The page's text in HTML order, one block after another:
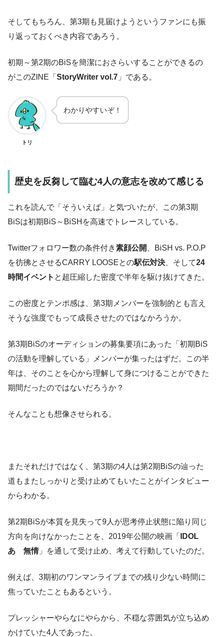
そしてもちろん、第3期も見届けようというファンにも振
り返っておくべき内容であろう。
初期～第2期のBiSを簡潔におさらいすることができるの
がこのZINE「 StoryWriter vol.7 」である。
トリ
わかりやすいぞ！
歴史を反芻して臨む4人の意志を改めて感じる
これを読んで「そういえば」と気づいたが、この第3期
BiSは初期BiS～BiSHを高速でトレースしている。
Twitterフォロワー数の条件付き素顔公開
、BiSH vs. P.O.P
を彷彿とさせるCARRY LOOSEとの駅伝対決 、そして24
時間イベント と超圧縮した密度で半年を駆け抜けてきた。
この密度とテンポ感は、第3期メンバーを強制的とも言え
そうな強度でもって成長させたのではなかろうか。
第3期BiSのオーディションの募集要項にあった「初期BiS
の活動を理解している」メンバーが集ったはずだ。この半
年は、そのことを心から理解して身につけることができた
期間だったのではないだろうか？
そんなことも想像させられる。
またそれだけではなく、第3期の4人は第2期BiSの辿った
道もまたしっかりと受け止めてもいたことがインタビュー
からわかる。
第2期BiSが本質を見失って9人が思考停止状態に陥り同じ
方向を向けなかったことを、2019年公開の映画「
IDOL
あゝ無情」を通して受け止め、考えて行動していたのだ。
例えば、3期初のワンマンライブまでの残り少ない時間に
焦っていたこともあるという。
プレッシャーやらなにやらから、不穏な雰囲気が立ち込め
かけていた4人であった。